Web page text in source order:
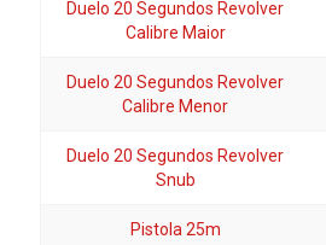
Duelo 20 Segundos Revolver
Calibre Maior
Duelo 20 Segundos Revolver
Calibre Menor
Duelo 20 Segundos Revolver
Snub
Pistola 25m